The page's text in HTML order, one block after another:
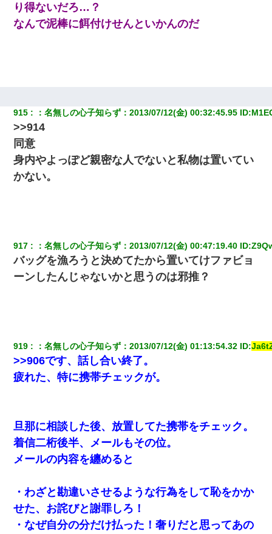
さっき嫁から、「愛しています」ってメールが届いた。俺も「愛
旦那の元嫁「離婚したとはいえ、私が本来の妻。許可なく結婚す
るなんてどういう神経してるの？離婚届を記入して持って来い」
→笑いが止まらなくなり・・・
夫に癌の余命宣告。その闘病中に長女から信じられない言葉を受
けた
ワイ144kg彼女98kgデブカップル、1年間毎日行為しまくった結
果
生保レディと行為する為に駆け引きしてみた結果ｗｗｗｗｗｗｗ
【報告者がキチ】嫁「妊娠した」俺『それじゃあ皆に祝ってもら
おう』友人達を家に連れ帰ってホームパーティー→俺『皆に祝え
てもらえて良かったな！』→
された
[緊急]ベロベロの女に声をかけて行為してきた結果
り得ないだろ…？
なんで泥棒に餌付けせんといかんのだ
915 ：名無しの心子知らず ：2013/07/12(金) 00:32:45.95 ID:
>>914
同意
身内やよっぽど親密な人でないと私物は置いてい
かない。
917 ：名無しの心子知らず ：2013/07/12(金) 00:47:19.40 ID:
バッグを漁ろうと決めてたから置いてけファビョ
ーンしたんじゃないかと思うのは邪推？
919 ：名無しの心子知らず ：2013/07/12(金) 01:13:54.32 ID:
>>906です、話し合い終了。
疲れた、特に携帯チェックが。
旦那に相談した後、放置してた携帯をチェック。
着信二桁後半、メールもその位。
メールの内容を纏めると
・わざと勘違いさせるような行為をして恥をかか
せた、お詫びと謝罪しろ！
・なぜ自分の分だけ払った！奢りだと思ってあの